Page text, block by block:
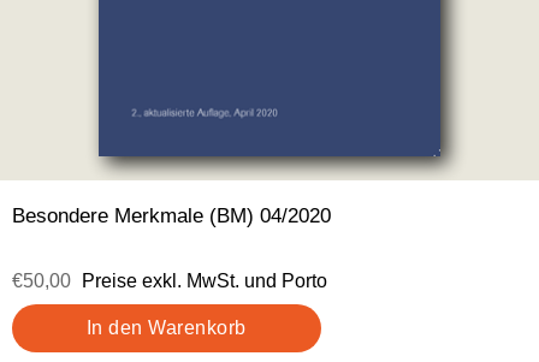
Besondere Merkmale (BM) 04/2020
€50,00 Preise exkl. MwSt. und Porto